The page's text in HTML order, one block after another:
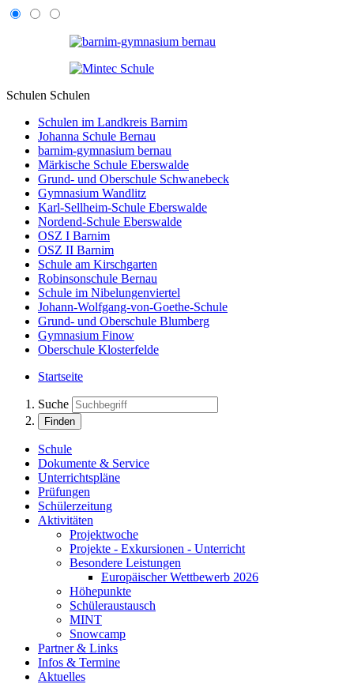
Schulen Schulen
Schulen im Landkreis Barnim
Johanna Schule Bernau
barnim-gymnasium bernau
Märkische Schule Eberswalde
Grund- und Oberschule Schwanebeck
Gymnasium Wandlitz
Karl-Sellheim-Schule Eberswalde
Nordend-Schule Eberswalde
OSZ I Barnim
OSZ II Barnim
Schule am Kirschgarten
Robinsonschule Bernau
Schule im Nibelungenviertel
Johann-Wolfgang-von-Goethe-Schule
Grund- und Oberschule Blumberg
Gymnasium Finow
Oberschule Klosterfelde
Startseite
Suche
Finden
Schule
Dokumente & Service
Unterrichtspläne
Prüfungen
Schülerzeitung
Aktivitäten
Projektwoche
Projekte - Exkursionen - Unterricht
Besondere Leistungen
Europäischer Wettbewerb 2026
Höhepunkte
Schüleraustausch
MINT
Snowcamp
Partner & Links
Infos & Termine
Aktuelles